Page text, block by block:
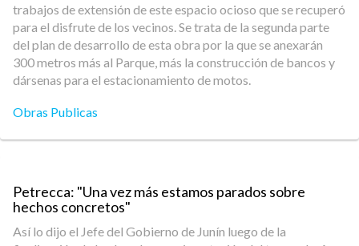
trabajos de extensión de este espacio ocioso que se recuperó
para el disfrute de los vecinos. Se trata de la segunda parte
del plan de desarrollo de esta obra por la que se anexarán
300 metros más al Parque, más la construcción de bancos y
dársenas para el estacionamiento de motos.
Obras Publicas
Petrecca: "Una vez más estamos parados sobre
hechos concretos"
Así lo dijo el Jefe del Gobierno de Junín luego de la